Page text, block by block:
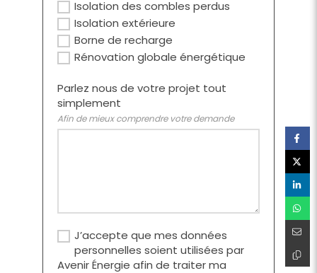
Isolation des combles perdus
Isolation extérieure
Borne de recharge
Rénovation globale énergétique
Parlez nous de votre projet tout
simplement
Afin de mieux comprendre votre demande
J’accepte que mes données
personnelles soient utilisées par
Avenir Énergie afin de traiter ma